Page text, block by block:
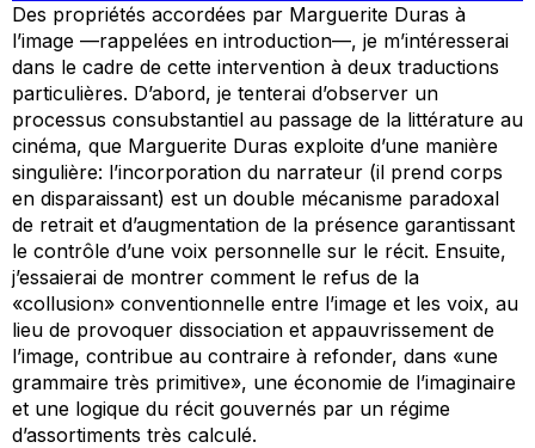
Des propriétés accordées par Marguerite Duras à
l’image —rappelées en introduction—, je m’intéresserai
dans le cadre de cette intervention à deux traductions
particulières. D’abord, je tenterai d’observer un
processus consubstantiel au passage de la littérature au
cinéma, que Marguerite Duras exploite d’une manière
singulière: l’incorporation du narrateur (il prend corps
en disparaissant) est un double mécanisme paradoxal
de retrait et d’augmentation de la présence garantissant
le contrôle d’une voix personnelle sur le récit. Ensuite,
j’essaierai de montrer comment le refus de la
«collusion» conventionnelle entre l’image et les voix, au
lieu de provoquer dissociation et appauvrissement de
l’image, contribue au contraire à refonder, dans «une
grammaire très primitive», une économie de l’imaginaire
et une logique du récit gouvernés par un régime
d’assortiments très calculé.